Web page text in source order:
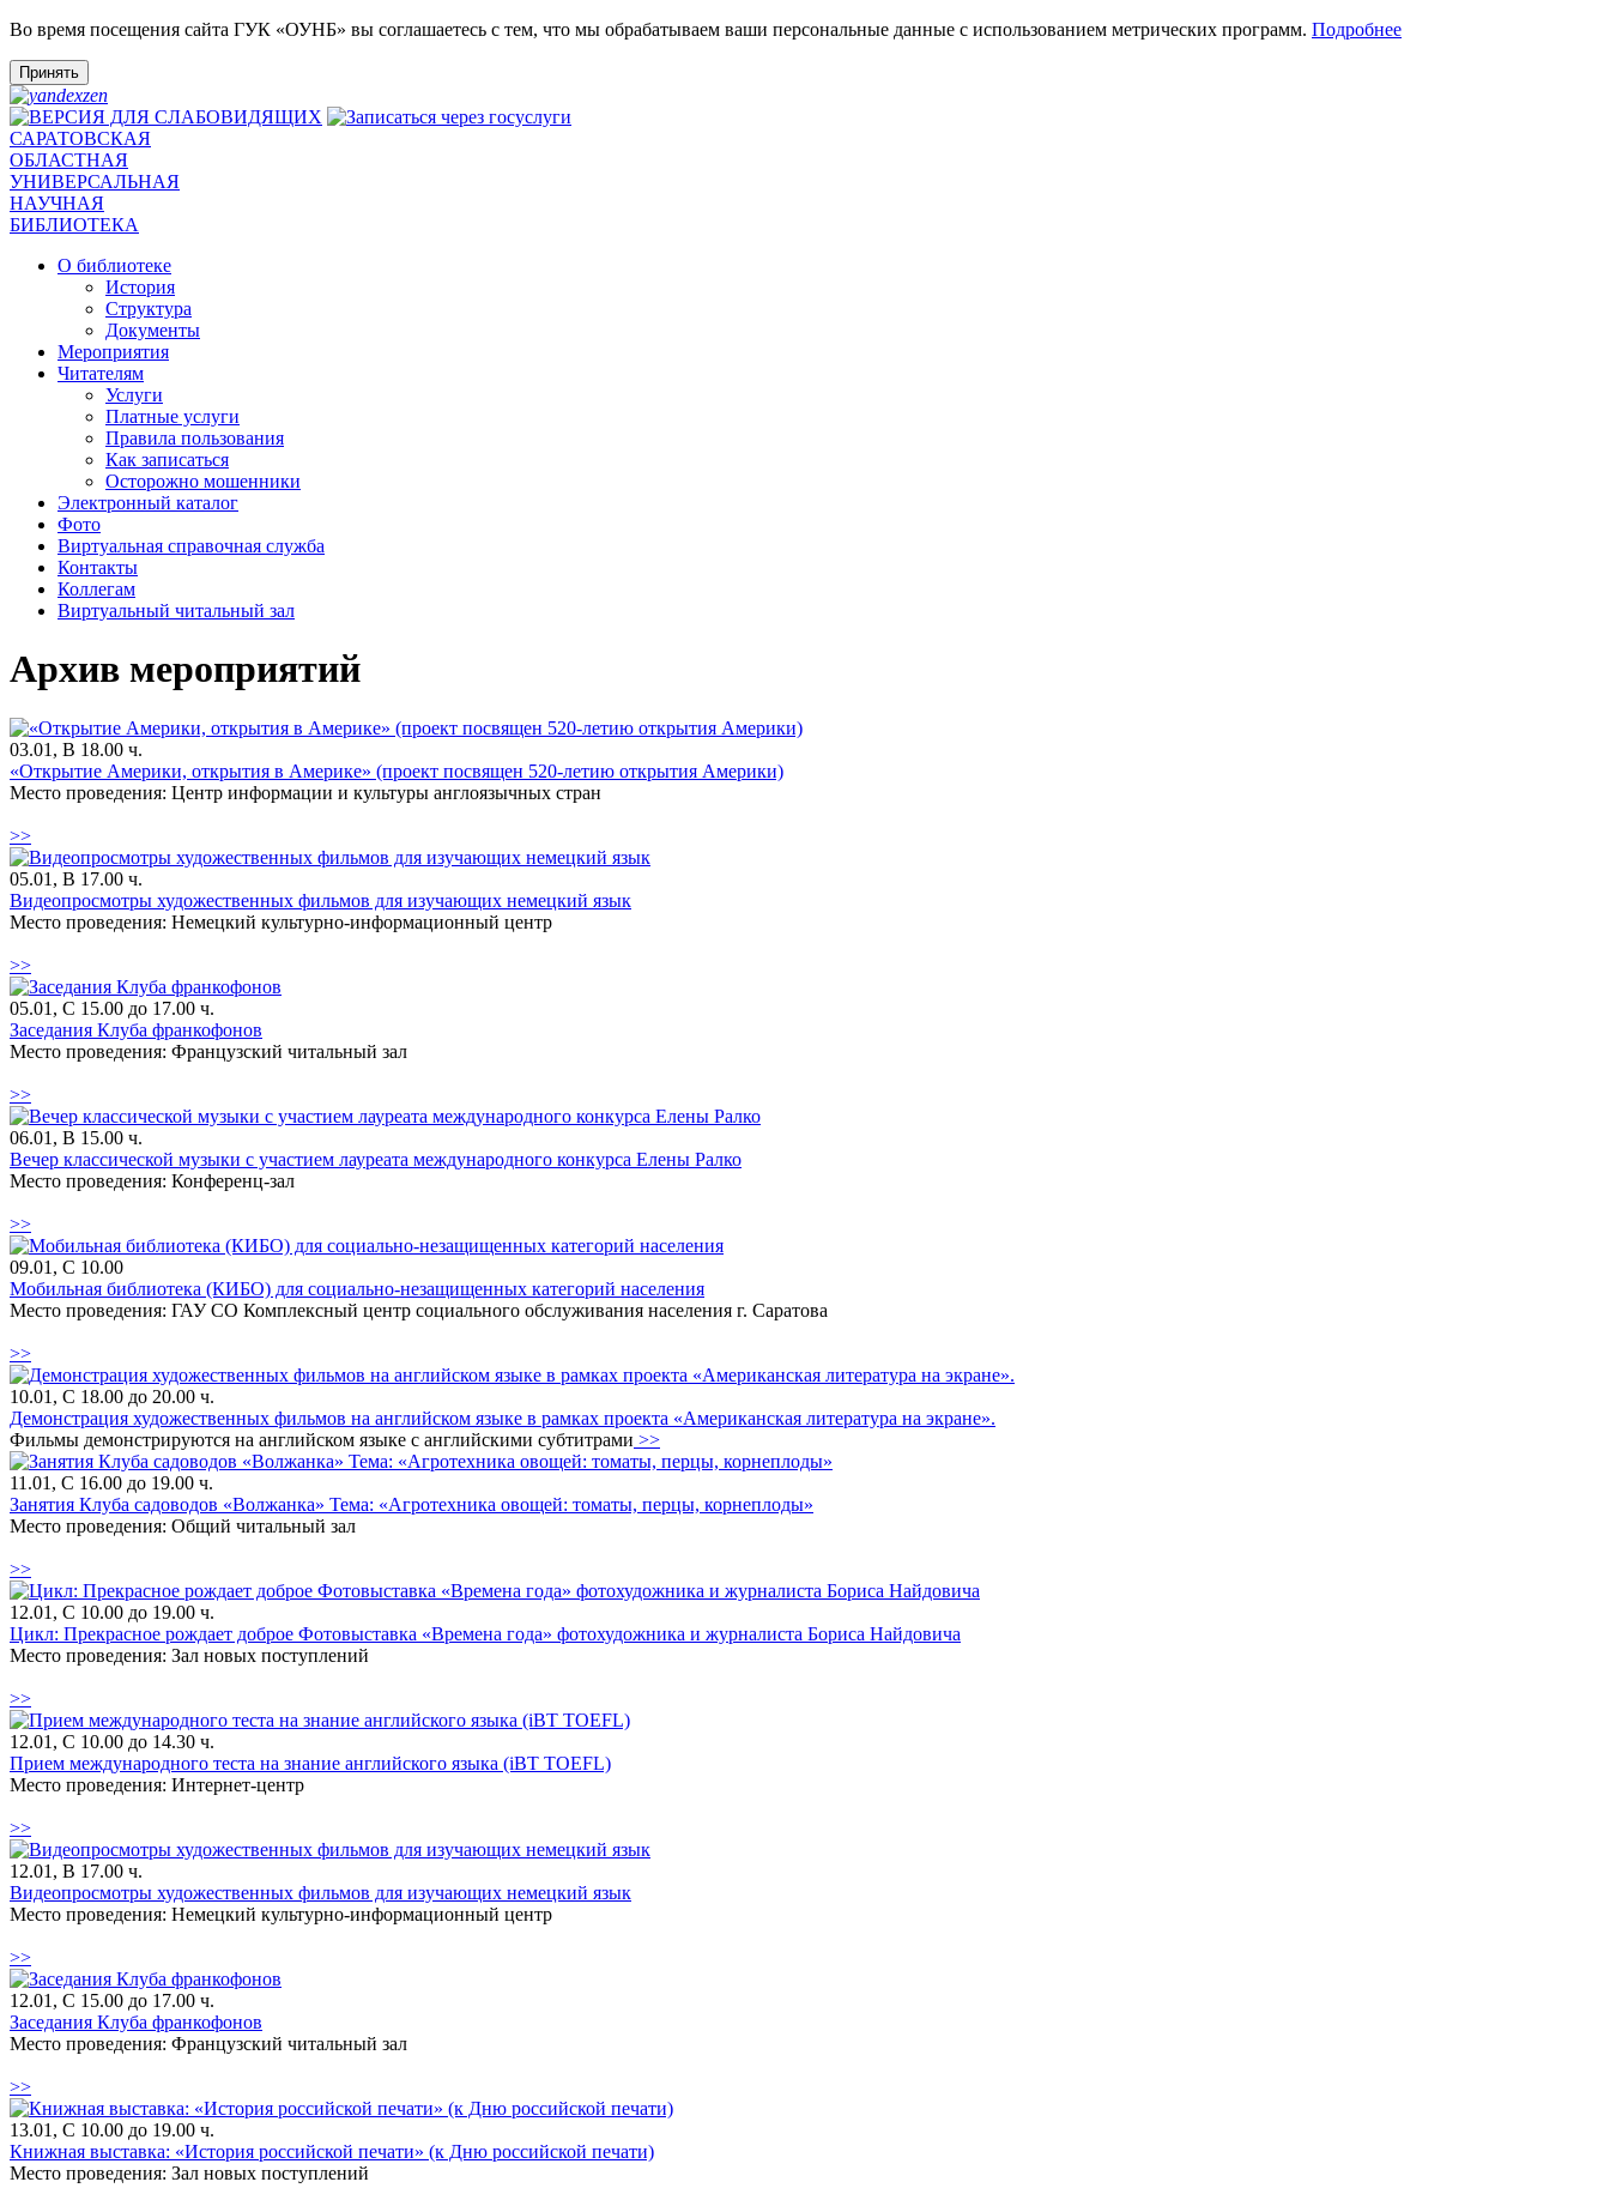
Во время посещения сайта ГУК «ОУНБ» вы соглашаетесь с тем, что мы обрабатываем ваши персональные данные с использованием метрических программ. Подробнее
Принять
САРАТОВСКАЯ
ОБЛАСТНАЯ
УНИВЕРСАЛЬНАЯ
НАУЧНАЯ
БИБЛИОТЕКА
О библиотеке
История
Структура
Документы
Мероприятия
Читателям
Услуги
Платные услуги
Правила пользования
Как записаться
Осторожно мошенники
Электронный каталог
Фото
Виртуальная справочная служба
Контакты
Коллегам
Виртуальный читальный зал
Архив мероприятий
03.01, В 18.00 ч.
«Открытие Америки, открытия в Америке» (проект посвящен 520-летию открытия Америки)
Место проведения: Центр информации и культуры англоязычных стран
>>
05.01, В 17.00 ч.
Видеопросмотры художественных фильмов для изучающих немецкий язык
Место проведения: Немецкий культурно-информационный центр
>>
05.01, С 15.00 до 17.00 ч.
Заседания Клуба франкофонов
Место проведения: Французский читальный зал
>>
06.01, В 15.00 ч.
Вечер классической музыки с участием лауреата международного конкурса Елены Ралко
Место проведения: Конференц-зал
>>
09.01, С 10.00
Мобильная библиотека (КИБО) для социально-незащищенных категорий населения
Место проведения: ГАУ СО Комплексный центр социального обслуживания населения г. Саратова
>>
10.01, С 18.00 до 20.00 ч.
Демонстрация художественных фильмов на английском языке в рамках проекта «Американская литература на экране».
Фильмы демонстрируются на английском языке с английскими субтитрами >>
11.01, С 16.00 до 19.00 ч.
Занятия Клуба садоводов «Волжанка» Тема: «Агротехника овощей: томаты, перцы, корнеплоды»
Место проведения: Общий читальный зал
>>
12.01, С 10.00 до 19.00 ч.
Цикл: Прекрасное рождает доброе Фотовыставка «Времена года» фотохудожника и журналиста Бориса Найдовича
Место проведения: Зал новых поступлений
>>
12.01, С 10.00 до 14.30 ч.
Прием международного теста на знание английского языка (iBT TOEFL)
Место проведения: Интернет-центр
>>
12.01, В 17.00 ч.
Видеопросмотры художественных фильмов для изучающих немецкий язык
Место проведения: Немецкий культурно-информационный центр
>>
12.01, С 15.00 до 17.00 ч.
Заседания Клуба франкофонов
Место проведения: Французский читальный зал
>>
13.01, С 10.00 до 19.00 ч.
Книжная выставка: «История российской печати» (к Дню российской печати)
Место проведения: Зал новых поступлений